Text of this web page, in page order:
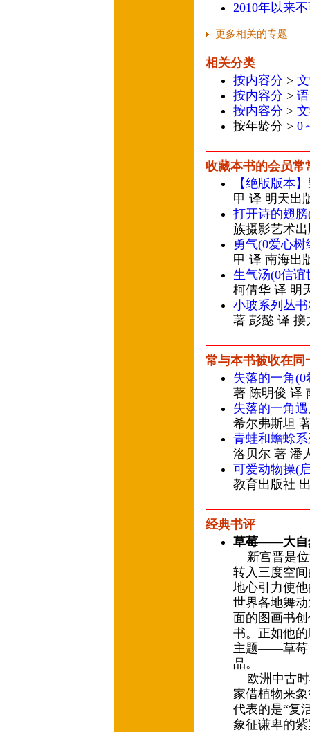
2010年以来
更多相关的专题
相关分类
按内容分 >
按内容分 >
按内容分 >
按年龄分 > 0
收藏本书的会员常
【绝版版本
甲 译 明天出
打开诗的翅
族摄影艺术
勇气(0爱心树
甲 译 南海出
生气汤(0信
柯倩华 译 明
小玻系列丛
著 彭懿 译 接
常与本书被收在同
失落的一角
著 陈明俊 译
失落的一角
希尔弗斯坦
青蛙和蟾蜍
洛贝尔 著 潘
可爱动物操(
教育出版社
经典书评
草莓——大自
新宫晋是位
转入三度空
地心引力使
世界各地舞
面的图画书
书。正如他
主题——草莓
品。
欧洲中古时
家借植物来
代表的是“复
象征谦卑的